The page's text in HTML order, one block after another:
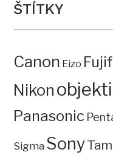
ŠTÍTKY
Canon Eizo
Nikon
Panasonic
Sigma Sony